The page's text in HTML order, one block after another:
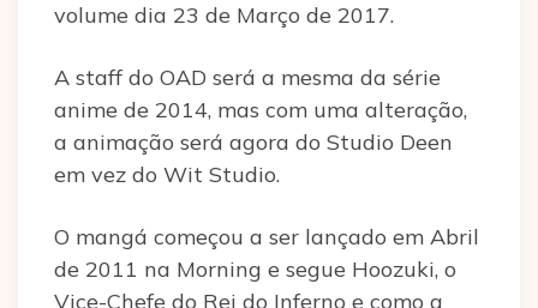
volume dia 23 de Março de 2017.
A staff do OAD será a mesma da série
anime de 2014, mas com uma alteração,
a animação será agora do Studio Deen
em vez do Wit Studio.
O mangá começou a ser lançado em Abril
de 2011 na Morning e segue Hoozuki, o
Vice-Chefe do Rei do Inferno e como a